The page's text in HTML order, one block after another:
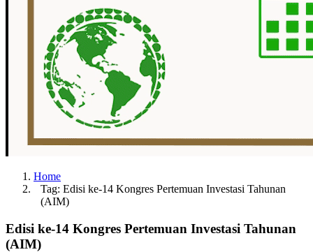
Home
Tag: Edisi ke-14 Kongres Pertemuan Investasi Tahunan
(AIM)
Edisi ke-14 Kongres Pertemuan Investasi Tahunan
(AIM)